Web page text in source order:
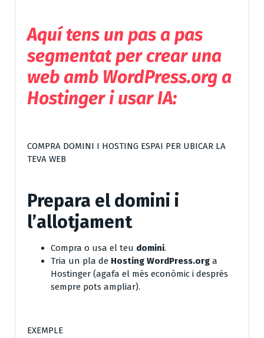
Aquí tens un pas a pas
segmentat per crear una
web amb WordPress.org a
Hostinger i usar IA:
COMPRA DOMINI I HOSTING ESPAI PER UBICAR LA
TEVA WEB
Prepara el domini i
l’allotjament
Compra o usa el teu domini.
Tria un pla de Hosting WordPress.org a
Hostinger (agafa el més econòmic i després
sempre pots ampliar).
EXEMPLE